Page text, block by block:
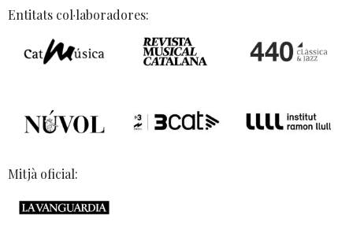
Entitats col·laboradores:
Mitjà oficial: